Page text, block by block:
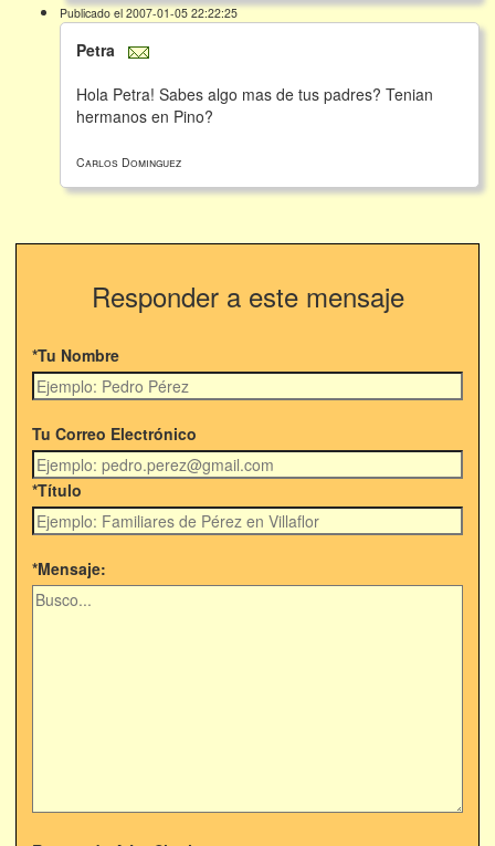
Publicado el 2007-01-05 22:22:25
Petra
Hola Petra! Sabes algo mas de tus padres? Tenian
hermanos en Pino?
Carlos Dominguez
Responder a este mensaje
*Tu Nombre
Tu Correo Electrónico
*Título
*Mensaje: